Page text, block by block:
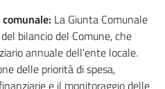
La Giunta Comunale
bilancio del Comune, che
annuale dell'ente locale.
delle priorità di spesa,
e il monitoraggio delle